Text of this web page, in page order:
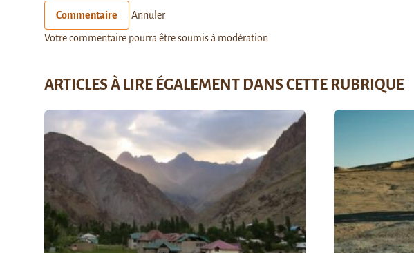
Commentaire Annuler
Votre commentaire pourra être soumis à modération.
ARTICLES À LIRE ÉGALEMENT DANS CETTE RUBRIQUE